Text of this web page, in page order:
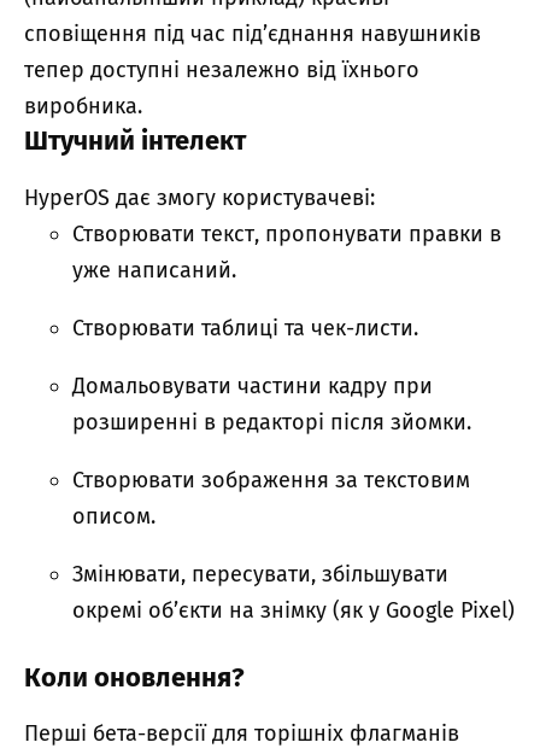
сповіщення під час під’єднання навушників
тепер доступні незалежно від їхнього
виробника.
Штучний інтелект
HyperOS дає змогу користувачеві:
Створювати текст, пропонувати правки в
уже написаний.
Створювати таблиці та чек-листи.
Домальовувати частини кадру при
розширенні в редакторі після зйомки.
Створювати зображення за текстовим
описом.
Змінювати, пересувати, збільшувати
окремі об’єкти на знімку (як у Google Pixel)
Коли оновлення?
Перші бета-версії для торішніх флагманів